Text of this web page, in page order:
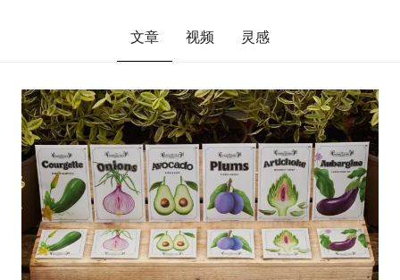
文章 视频 灵感